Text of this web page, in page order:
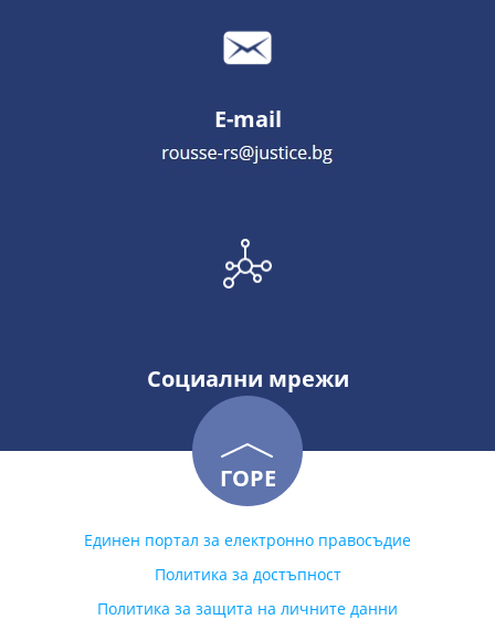
E-mail
Социални мрежи
ГОРЕ
Единен портал за електронно правосъдие
Политика за достъпност
Политика за защита на личните данни